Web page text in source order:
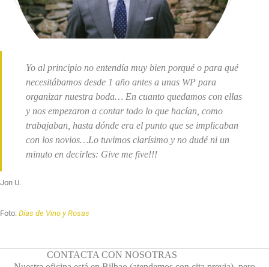
Yo al principio no entendía muy bien porqué o para qué
necesitábamos desde 1 año antes a unas WP para
organizar nuestra boda… En cuanto quedamos con ellas
y nos empezaron a contar todo lo que hacían, como
trabajaban, hasta dónde era el punto que se implicaban
con los novios…Lo tuvimos clarísimo y no dudé ni un
minuto en decirles: Give me five!!!
Jon U.
Foto: Días de Vino y Rosas
CONTACTA CON NOSOTRAS